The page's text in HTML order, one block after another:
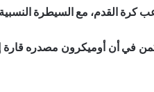
كرة القدم، مع السيطرة
في أن أوميكرون مصدره قارة